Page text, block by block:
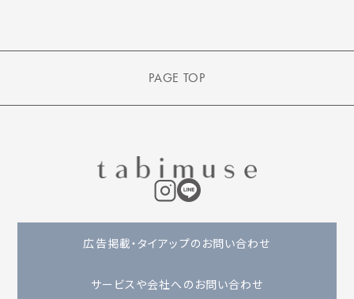
PAGE TOP
広告掲載・タイアップのお問い合わせ
サービスや会社へのお問い合わせ